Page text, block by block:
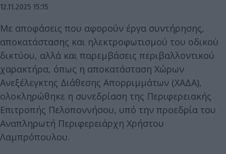
12.11.2025 15:15
Με αποφάσεις που αφορούν έργα συντήρησης,
αποκατάστασης και ηλεκτροφωτισμού του οδικού
δικτύου, αλλά και παρεμβάσεις περιβαλλοντικού
χαρακτήρα, όπως η αποκατάσταση Χώρων
Ανεξέλεγκτης Διάθεσης Απορριμμάτων (ΧΑΔΑ),
ολοκληρώθηκε η συνεδρίαση της Περιφερειακής
Επιτροπής Πελοποννήσου, υπό την προεδρία του
Αναπληρωτή Περιφερειάρχη Χρήστου
Λαμπρόπουλου.